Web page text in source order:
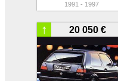
1991 - 1997
20 050 €
↑